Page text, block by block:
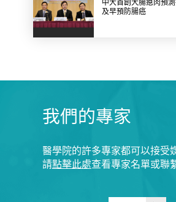
及早預防腸癌
我們的專家
醫學院的許多專家都可以接受
請點擊此處查看專家名單或聯